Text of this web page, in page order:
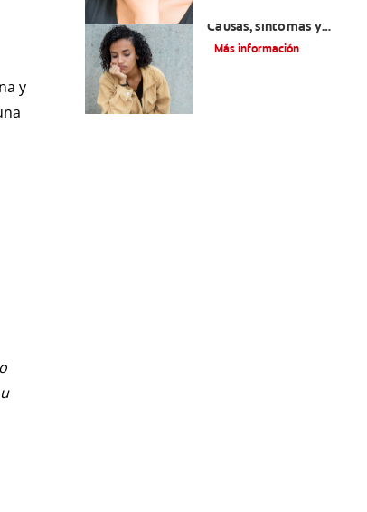
y
Causas, síntomas y
tratamientos
Más información